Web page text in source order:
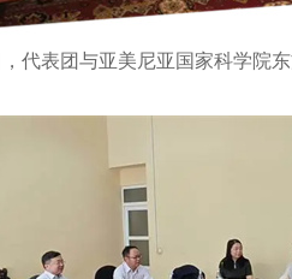
代表团与亚美尼亚国家科学院